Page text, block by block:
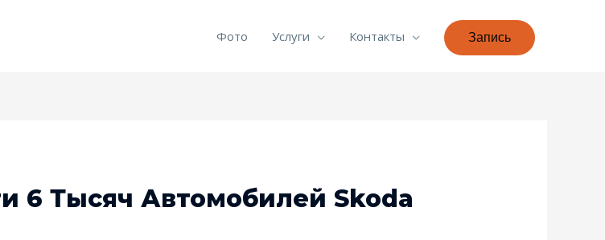
Фото Услуги Контакты Запись
6 Тысяч Автомобилей Skoda